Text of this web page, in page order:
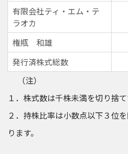
有限会社ティ・エム・テ
ラオカ
権瓶 和雄
発行済株式総数
（注）
１．株式数は千株未満を切り捨
２．持株比率は小数点以下３位
ります。